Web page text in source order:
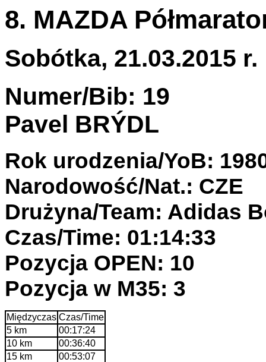
8. MAZDA
Sobótka, 21.03.2015 r.
Numer/Bib: 19
Pavel BRÝDL
Rok urodzenia/YoB:
Narodowość/Nat.: CZE
Drużyna/Team: Adidas
Czas/Time: 01:14:33
Pozycja OPEN: 10
Pozycja w M35: 3
Międzyczas Czas/Time
5 km
00:17:24
10 km
00:36:40
15 km
00:53:07